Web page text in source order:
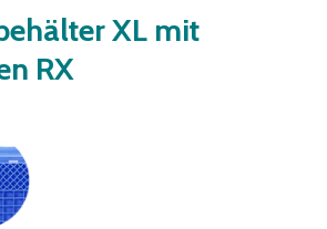
XL mit
RX